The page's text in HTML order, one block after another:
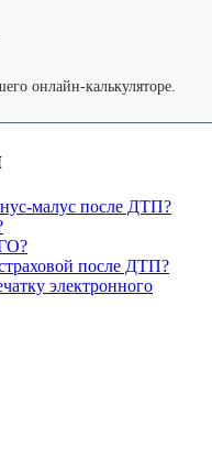
онлайн-калькуляторе.
малус после ДТП?
после ДТП?
электронного